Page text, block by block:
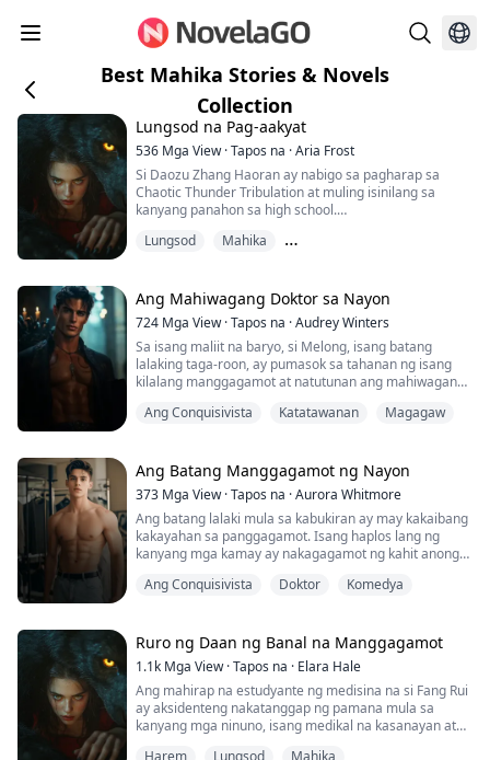
Best Mahika Stories & Novels
Collection
Lungsod na Pag-aakyat
536 Mga View·Tapos na ·Aria Frost
Si Daozu Zhang Haoran ay nabigo sa pagharap sa
Chaotic Thunder Tribulation at muling isinilang sa
kanyang panahon sa high school.
Marunong sa medisina, bihasa sa mahika, at may
kasanayan at magpaikot-ikot sa lungsod nang walang
kahirap-hirap.
Lungsod
Mahika
Ang Mahiwagang Doktor sa Nayon
724 Mga View·Tapos na ·Audrey Winters
Sa isang maliit na baryo, si Melong, isang batang
lalaking taga-roon, ay pumasok sa tahanan ng isang
kilalang manggagamot at natutunan ang mahiwagang
nangangailangan, madalas siyang makita sa maliit na
sumisilip sa bintana, tila nagmamasid at nag-aalala...
Ang Conquisivista Katatawanan Magagaw
Ang Batang Manggagamot ng Nayon
373 Mga View·Tapos na ·Aurora Whitmore
Ang batang lalaki mula sa kabukiran ay may kakaibang
kakayahan sa panggagamot. Isang haplos lang ng
kanyang mga kamay ay nakagagamot ng kahit anong
Ngunit ang nais lang niya ay tahimik na magtanim sa
"Miss, huwag kang matakot, isa akong matinong
doktor."
Ang Conquisivista Doktor Komedya
Ruro ng Daan ng Banal na Manggagamot
1.1k Mga View·Tapos na · Elara Hale
Ang mahirap na estudyante ng medisina na si Fang Rui
ay aksidenteng nakatanggap ng pamana mula sa
kanyang mga ninuno, isang medikal na kasanayan at
Harem Lungsod Mahika